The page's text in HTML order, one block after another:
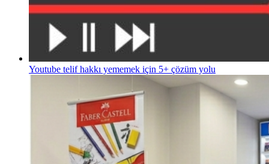
Youtube telif hakkı yememek için 5+ çözüm yolu